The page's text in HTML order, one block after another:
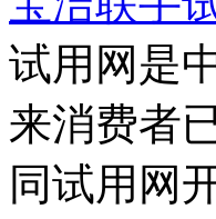
试用网是
来消费者
同试用网